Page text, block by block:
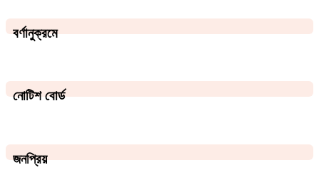
বর্ণানুক্রমে
নোটিশ বোর্ড
জনপ্রিয়